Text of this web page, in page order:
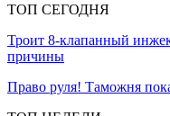
ТОП СЕГОДНЯ
Троит 8-клапанный
причины
Право руля! Таможня